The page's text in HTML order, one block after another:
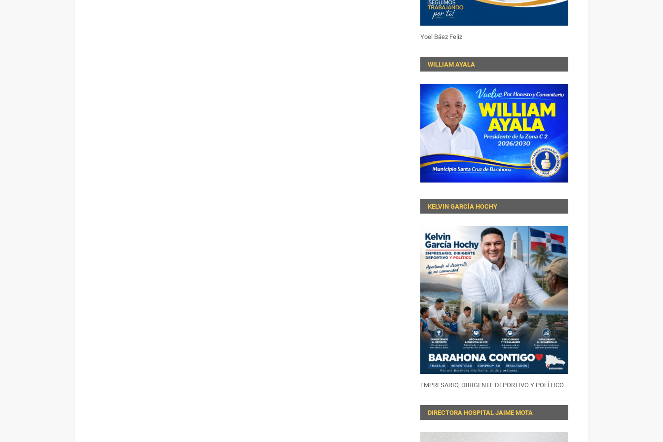
Yoel Báez Feliz
WILLIAM AYALA
KELVIN GARCÍA HOCHY
EMPRESARIO, DIRIGENTE DEPORTIVO Y POLÍTICO
DIRECTORA HOSPITAL JAIME MOTA